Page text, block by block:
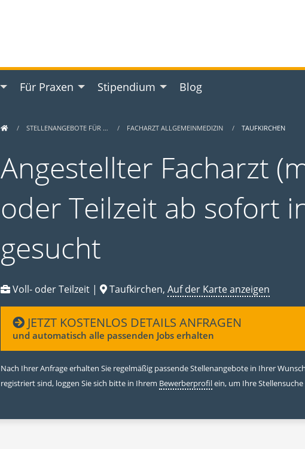
Für Praxen Stipendium Blog
STELLENANGEBOTE FÜR … FACHARZT ALLGEMEINMEDIZIN TAUFKIRCHEN
Angestellter Facharzt
oder Teilzeit ab sofort
gesucht
Voll- oder Teilzeit | Taufkirchen, Auf der Karte anzeigen
JETZT KOSTENLOS DETAILS ANFRAGEN
und automatisch alle passenden Jobs erhalten
Nach Ihrer Anfrage erhalten Sie regelmäßig passende Stellenangebote in Ihrer
registriert sind, loggen Sie sich bitte in Ihrem Bewerberprofilein, um Ihre